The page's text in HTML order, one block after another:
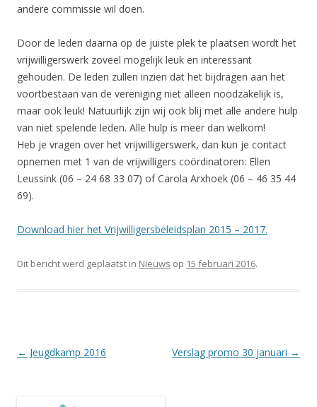
andere commissie wil doen.
Door de leden daarna op de juiste plek te plaatsen wordt het
vrijwilligerswerk zoveel mogelijk leuk en interessant
gehouden. De leden zullen inzien dat het bijdragen aan het
voortbestaan van de vereniging niet alleen noodzakelijk is,
maar ook leuk! Natuurlijk zijn wij ook blij met alle andere hulp
van niet spelende leden. Alle hulp is meer dan welkom!
Heb je vragen over het vrijwilligerswerk, dan kun je contact
opnemen met 1 van de vrijwilligers coördinatoren: Ellen
Leussink (06 – 24 68 33 07) of Carola Arxhoek (06 – 46 35 44
69).
Download hier het Vrijwilligersbeleidsplan 2015 – 2017.
Dit bericht werd geplaatst in Nieuws op 15 februari 2016.
Berichtnavigatie
← Jeugdkamp 2016 Verslag promo 30 januari →